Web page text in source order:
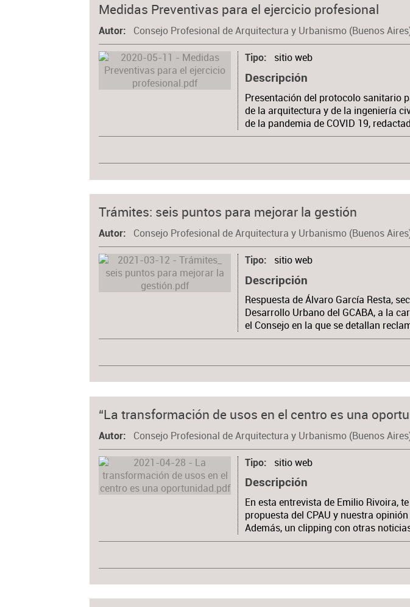
Medidas Preventivas para el ejercicio profesional
Autor Consejo Profesional de Arquitectura y Urbanismo (Buenos
Tipo sitio web
Descripción
Presentación del protocolo sanitario
de la arquitectura y de la ingeniería
de la pandemia de COVID 19,
Trámites: seis puntos para mejorar la gestión
Autor Consejo Profesional de Arquitectura y Urbanismo (Buenos
Tipo sitio web
Descripción
Respuesta de Álvaro García Resta,
Desarrollo Urbano del GCABA, a la
el Consejo en la que se detallan
“La transformación de usos en el centro es una
Autor Consejo Profesional de Arquitectura y Urbanismo (Buenos
Tipo sitio web
Descripción
En esta entrevista de Emilio Rivoira,
propuesta del CPAU y nuestra
Además, un clipping con otras